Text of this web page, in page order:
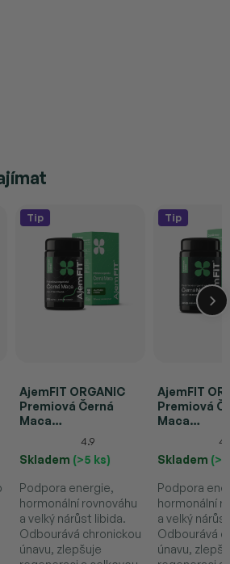
Tip
AjemFIT ORGANIC
Premiová Černá
Maca
(Želatinizovaná) – 90
kapslí (67,5g)
4.9
Skladem (>5 ks)
Podpora energie,
hormonální rovnováhu
a velký nárůst libida.
Odbourává chronickou
únavu, zlepšuje
Tip
AjemFIT
Premiová
Maca
Skladem
Podpora
hormonální
a velký
Odbourává
únavu,